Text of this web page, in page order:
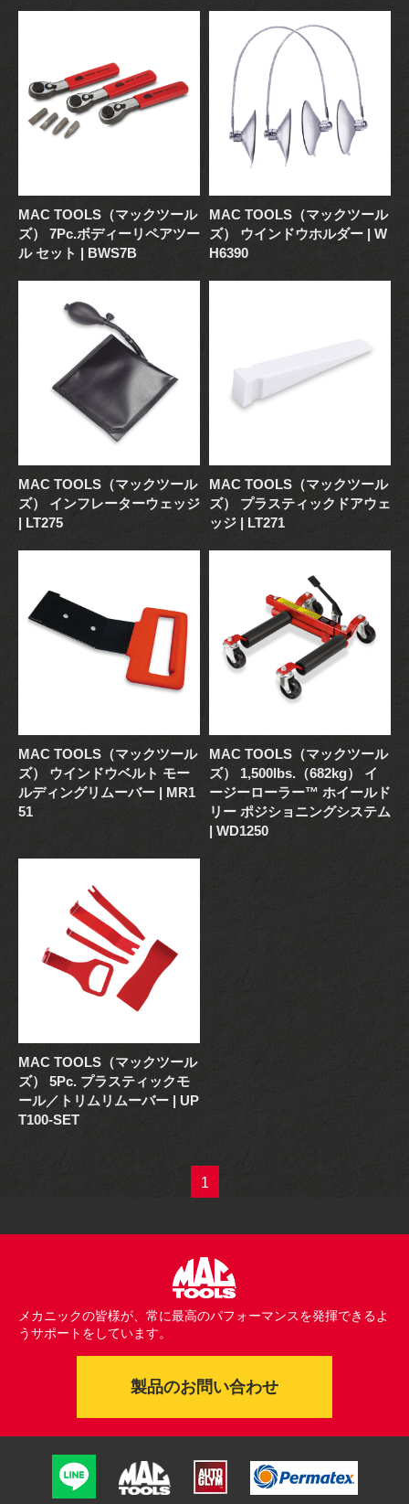
MAC TOOLS（マックツール
ズ） 7Pc.ボディーリペアツー
ル セット | BWS7B
MAC TOOLS（マックツール
ズ） ウインドウホルダー | W
H6390
MAC TOOLS（マックツール
ズ） インフレーターウェッジ
| LT275
MAC TOOLS（マックツール
ズ） プラスティックドアウェ
ッジ | LT271
MAC TOOLS（マックツール
ズ） ウインドウベルト モー
ルディングリムーバー | MR1
51
MAC TOOLS（マックツール
ズ） 1,500lbs.（682kg） イ
ージーローラー™ ホイールド
リー ポジショニングシステム
| WD1250
MAC TOOLS（マックツール
ズ） 5Pc. プラスティックモ
ール／トリムリムーバー | UP
T100-SET
1
メカニックの皆様が、常に最高のパフォーマンスを発揮できるよ
うサポートをしています。
製品のお問い合わせ